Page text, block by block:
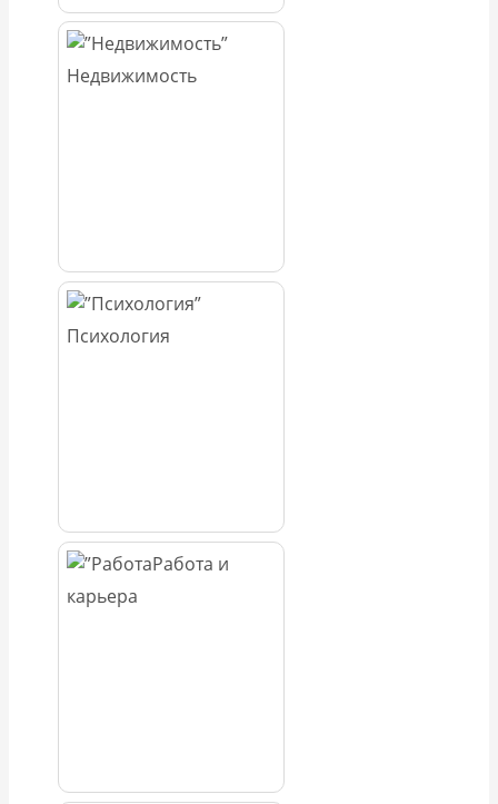
Недвижимость
Психология
Работа и
карьера